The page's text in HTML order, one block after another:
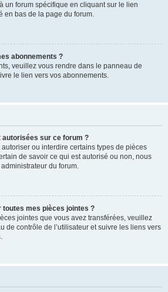
un forum spécifique en cliquant sur le lien
en bas de la page du forum.
abonnements ?
veuillez vous rendre dans le panneau de
le lien vers vos abonnements.
sur ce forum ?
ou interdire certains types de pièces
de savoir ce qui est autorisé ou non, nous
du forum.
mes pièces jointes ?
jointes que vous avez transférées, veuillez
de contrôle de l’utilisateur et suivre les liens vers